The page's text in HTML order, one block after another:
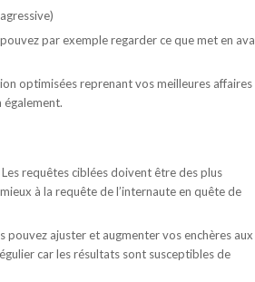
par exemple regarder ce que met en
optimisées reprenant vos meilleures affaires
requêtes ciblées doivent être des plus
à la requête de l’internaute en quête de
pouvez ajuster et augmenter vos enchères aux
car les résultats sont susceptibles de